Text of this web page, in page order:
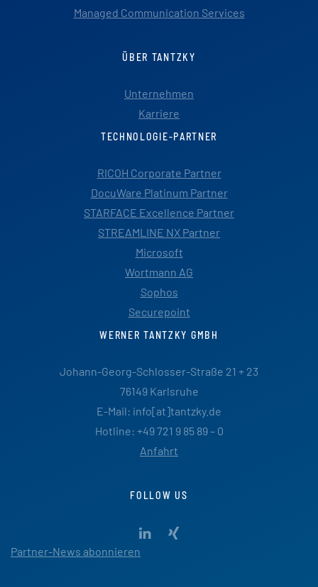
Managed Communication Services
ÜBER TANTZKY
Unternehmen
Karriere
TECHNOLOGIE-PARTNER
RICOH Corporate Partner
DocuWare Platinum Partner
STARFACE Excellence Partner
STREAMLINE NX Partner
Microsoft
Wortmann AG
Sophos
Securepoint
WERNER TANTZKY GMBH
Johann-Georg-Schlosser-Straße 21 + 23
76149 Karlsruhe
E-Mail: info[at]tantzky.de
Hotline: +49 721 9 85 89 – 0
Anfahrt
FOLLOW US
Partner-News abonnieren